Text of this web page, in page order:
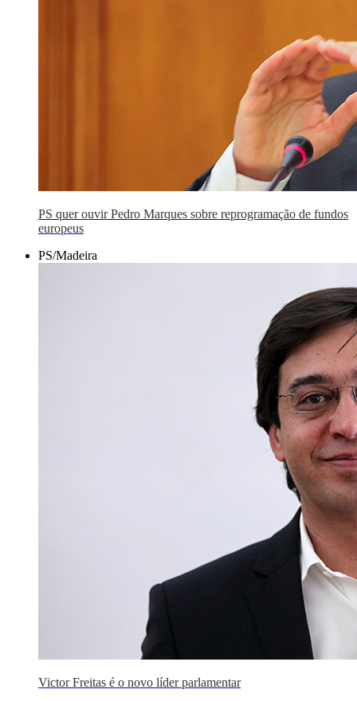
PS quer ouvir Pedro Marques sobre reprogramação de fundos
europeus
PS/Madeira
Victor Freitas é o novo líder parlamentar